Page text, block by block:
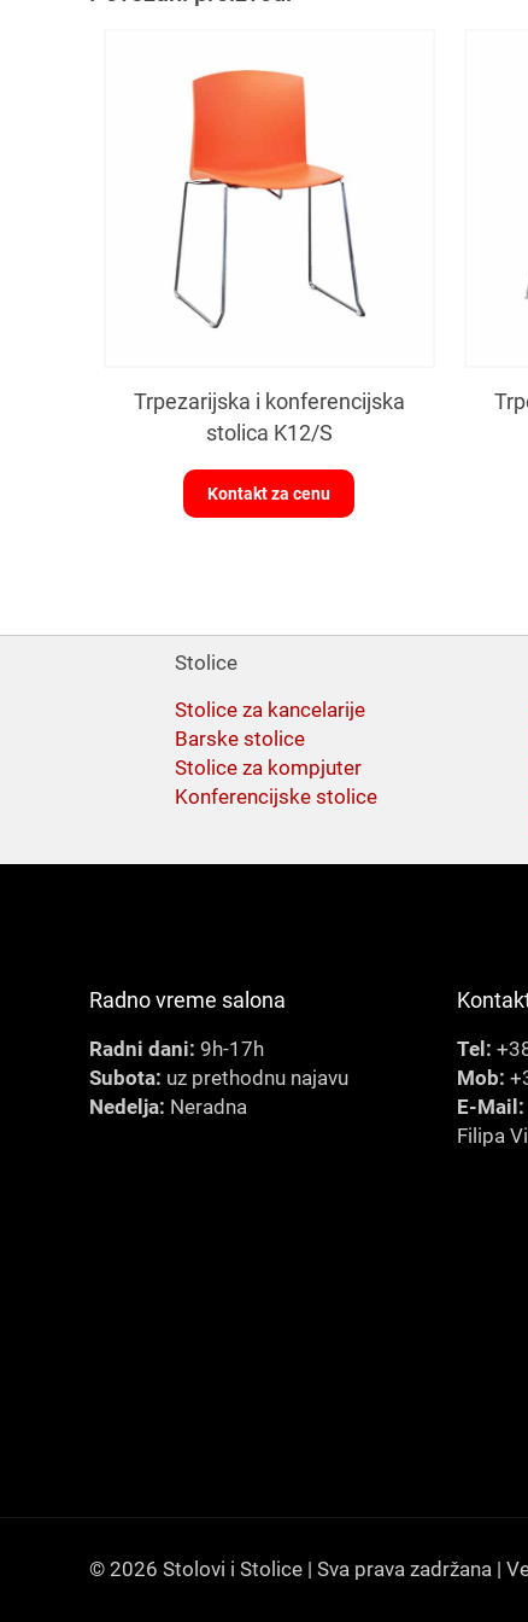
Trpezarijska i konferencijska
stolica K12/S
Kontakt za cenu
Stolice
Stolice za kancelarije
Barske stolice
Stolice za kompjuter
Konferencijske stolice
Radno vreme salona
Radni dani: 9h-17h
Subota: uz prethodnu najavu
Nedelja: Neradna
Tel:
Mob:
E-Mail:
Filipa
© 2026 Stolovi i Stolice | Sva prava zadržana |